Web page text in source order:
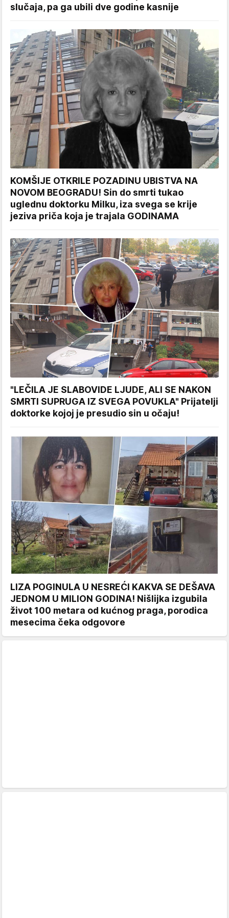
slučaja, pa ga ubili dve godine kasnije
KOMŠIJE OTKRILE POZADINU UBISTVA NA
NOVOM BEOGRADU! Sin do smrti tukao
uglednu doktorku Milku, iza svega se krije
jeziva priča koja je trajala GODINAMA
"LEČILA JE SLABOVIDE LJUDE, ALI SE NAKON
SMRTI SUPRUGA IZ SVEGA POVUKLA" Prijatelji
doktorke kojoj je presudio sin u očaju!
LIZA POGINULA U NESREĆI KAKVA SE DEŠAVA
JEDNOM U MILION GODINA! Nišlijka izgubila
život 100 metara od kućnog praga, porodica
mesecima čeka odgovore